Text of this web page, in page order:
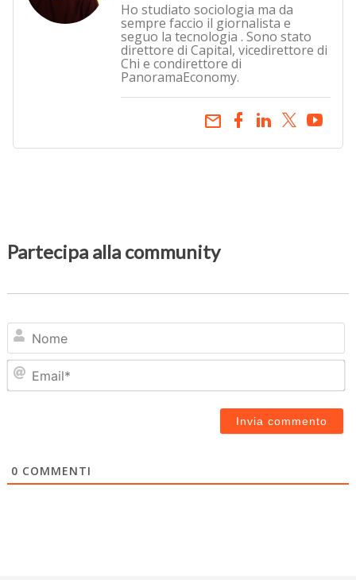
Ho studiato sociologia ma da
sempre faccio il giornalista e
seguo la tecnologia . Sono stato
direttore di Capital, vicedirettore di
Chi e condirettore di
PanoramaEconomy.
email
Partecipa alla community
0 COMMENTI